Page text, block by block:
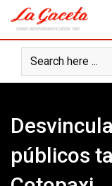
content
públicos